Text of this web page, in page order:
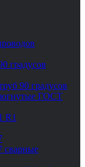
градусов
90 градусов
ГОСТ
R1
сварные